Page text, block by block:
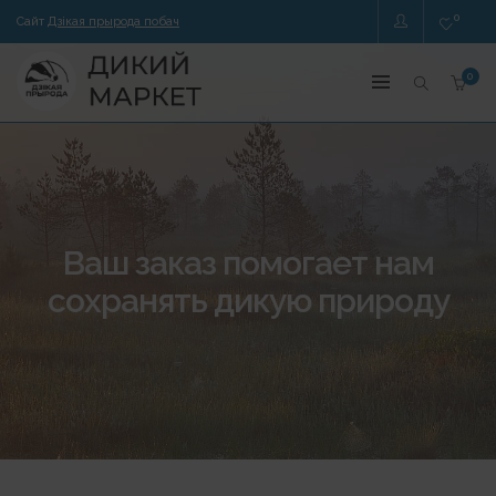
Сайт Дзікая прырода побач 0
0
Ваш заказ помогает нам
сохранять дикую природу